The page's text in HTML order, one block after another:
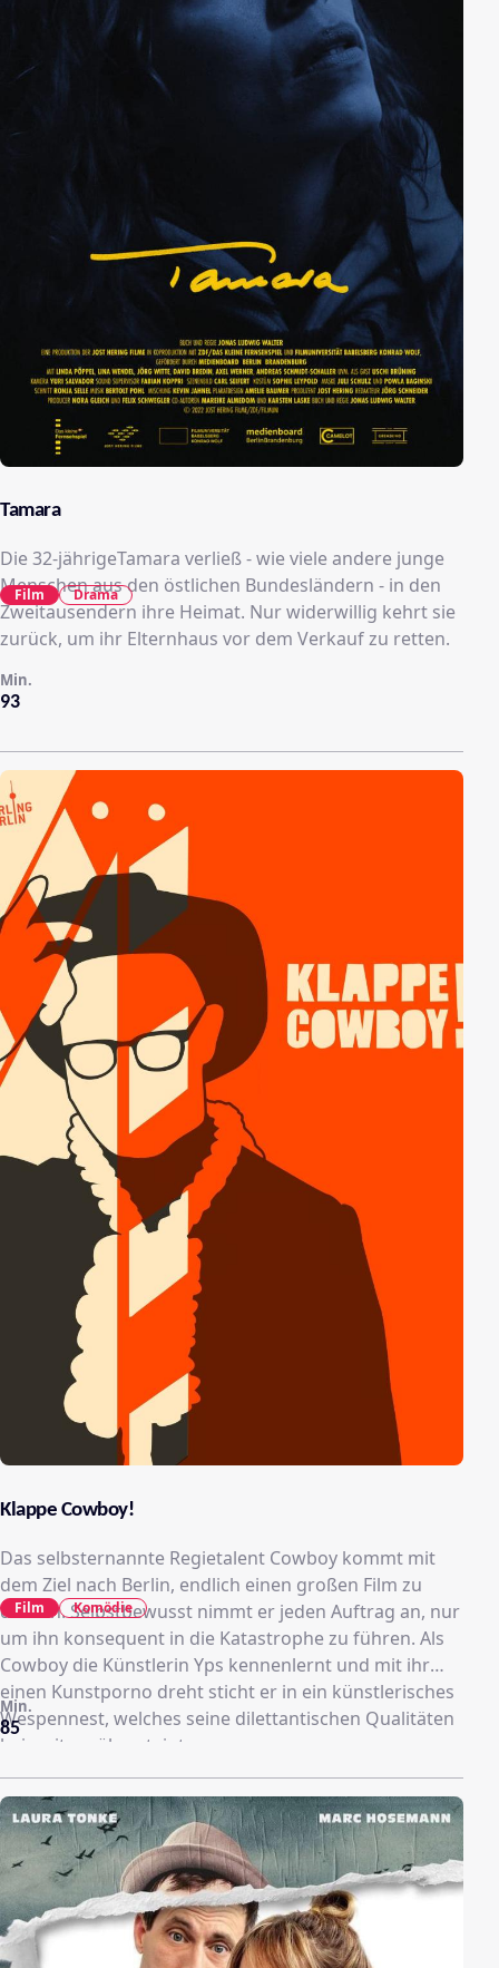
Tamara
Die 32-jährigeTamara verließ - wie viele andere junge
Menschen aus den östlichen Bundesländern - in den
Zweitausendern ihre Heimat. Nur widerwillig kehrt sie
zurück, um ihr Elternhaus vor dem Verkauf zu retten.
93
Min.
Film Drama
Klappe Cowboy!
Das selbsternannte Regietalent Cowboy kommt mit
dem Ziel nach Berlin, endlich einen großen Film zu
drehen. Selbstbewusst nimmt er jeden Auftrag an, nur
um ihn konsequent in die Katastrophe zu führen. Als
Cowboy die Künstlerin Yps kennenlernt und mit ihr
einen Kunstporno dreht sticht er in ein künstlerisches
Wespennest, welches seine dilettantischen Qualitäten
bei weitem übersteigt.
85
Min.
Film Komödie